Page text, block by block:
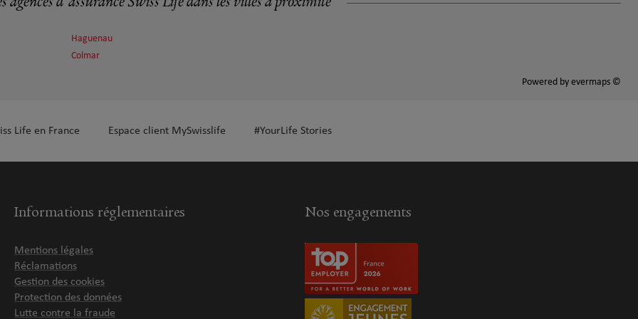
Haguenau
Colmar
Powered by evermaps ©
Life en France Espace client MySwisslife #YourLife Stories
Informations réglementaires
Mentions légales
Réclamations
Gestion des cookies
Protection des données
Lutte contre la fraude
Nos engagements